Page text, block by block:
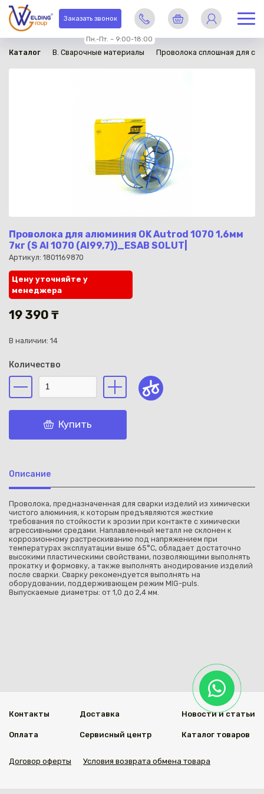
Заказать звонок
Пн.-Пт. – 9:00-18:00
Каталог B. Сварочные материалы Проволока сплошная для
Проволока для алюминия OK Autrod 1070 1,6мм
7кг (S Al 1070 (Al99,7))_ESAB SOLUT|
Артикул: 1801169870
в наличии
Цену уточняйте у
менеджера
19 390 ₸
В наличии: 14
Количество
Купить
Описание
Проволока, предназначенная для сварки изделий из химически
чистого алюминия, к которым предъявляются жесткие
требования по стойкости к эрозии при контакте с химически
агрессивными средами. Наплавленный металл не склонен к
коррозионному растрескиванию под напряжением при
температурах эксплуатации выше 65°С, обладает достаточно
высокими пластическими свойствами, позволяющими выполнять
прокатку и формовку, а также выполнять анодирование изделий
после сварки. Сварку рекомендуется выполнять на
оборудовании, поддерживающем режим MIG-puls.
Выпускаемые диаметры: от 1,0 до 2,4 мм.
Контакты
Оплата
Доставка
Сервисный центр
Новости и статьи
Каталог товаров
Договор оферты Условия возврата обмена товара